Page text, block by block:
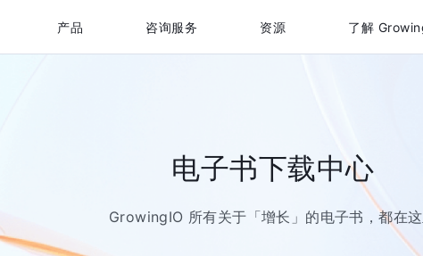
产品 咨询服务 资源 了解
电子书下载中心
GrowingIO 所有关于「增长」的电子书，都在这